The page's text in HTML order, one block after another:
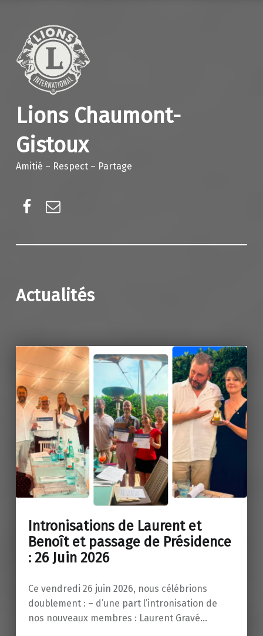
Lions Chaumont-
Gistoux
Amitié – Respect – Partage
Facebook
Actualités
Intronisations de Laurent et
Benoît et passage de Présidence
: 26 Juin 2026
Ce vendredi 26 juin 2026, nous célébrions
doublement : – d’une part l’intronisation de
nos nouveaux membres : Laurent Gravé…